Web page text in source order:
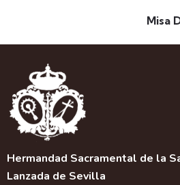
Misa
Hermandad Sacramental de la
Lanzada de Sevilla